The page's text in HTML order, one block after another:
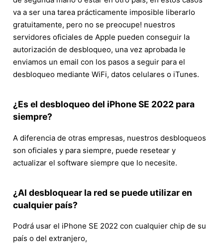
va a ser una tarea prácticamente imposible liberarlo
gratuitamente, pero no se preocupe! nuestros
servidores oficiales de Apple pueden conseguir la
autorización de desbloqueo, una vez aprobada le
enviamos un email con los pasos a seguir para el
desbloqueo mediante WiFi, datos celulares o iTunes.
¿Es el desbloqueo del iPhone SE 2022 para
siempre?
A diferencia de otras empresas, nuestros desbloqueos
son oficiales y para siempre, puede resetear y
actualizar el software siempre que lo necesite.
¿Al desbloquear la red se puede utilizar en
cualquier país?
Podrá usar el iPhone SE 2022 con cualquier chip de su
país o del extranjero,